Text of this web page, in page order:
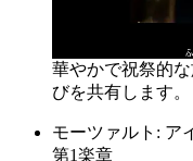
華やかで祝祭的
びを共有します。
モーツァルト: ア
第1楽章